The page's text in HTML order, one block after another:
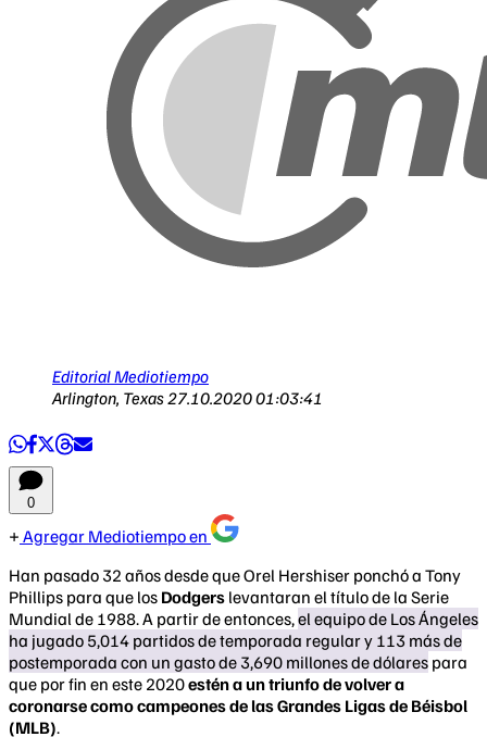
Editorial Mediotiempo
Arlington, Texas27.10.2020 01:03:41
0
Agregar Mediotiempo en
Han pasado 32 años desde que Orel Hershiser ponchó a Tony
Phillips para que los Dodgers levantaran el título de la Serie
Mundial de 1988. A partir de entonces,el equipo de Los Ángeles
ha jugado 5,014 partidos de temporada regular y 113 más de
postemporada con un gasto de 3,690 millones de dólares para
que por fin en este 2020estén a un triunfo de volver a
coronarse como campeones de las Grandes Ligas de Béisbol
(MLB).